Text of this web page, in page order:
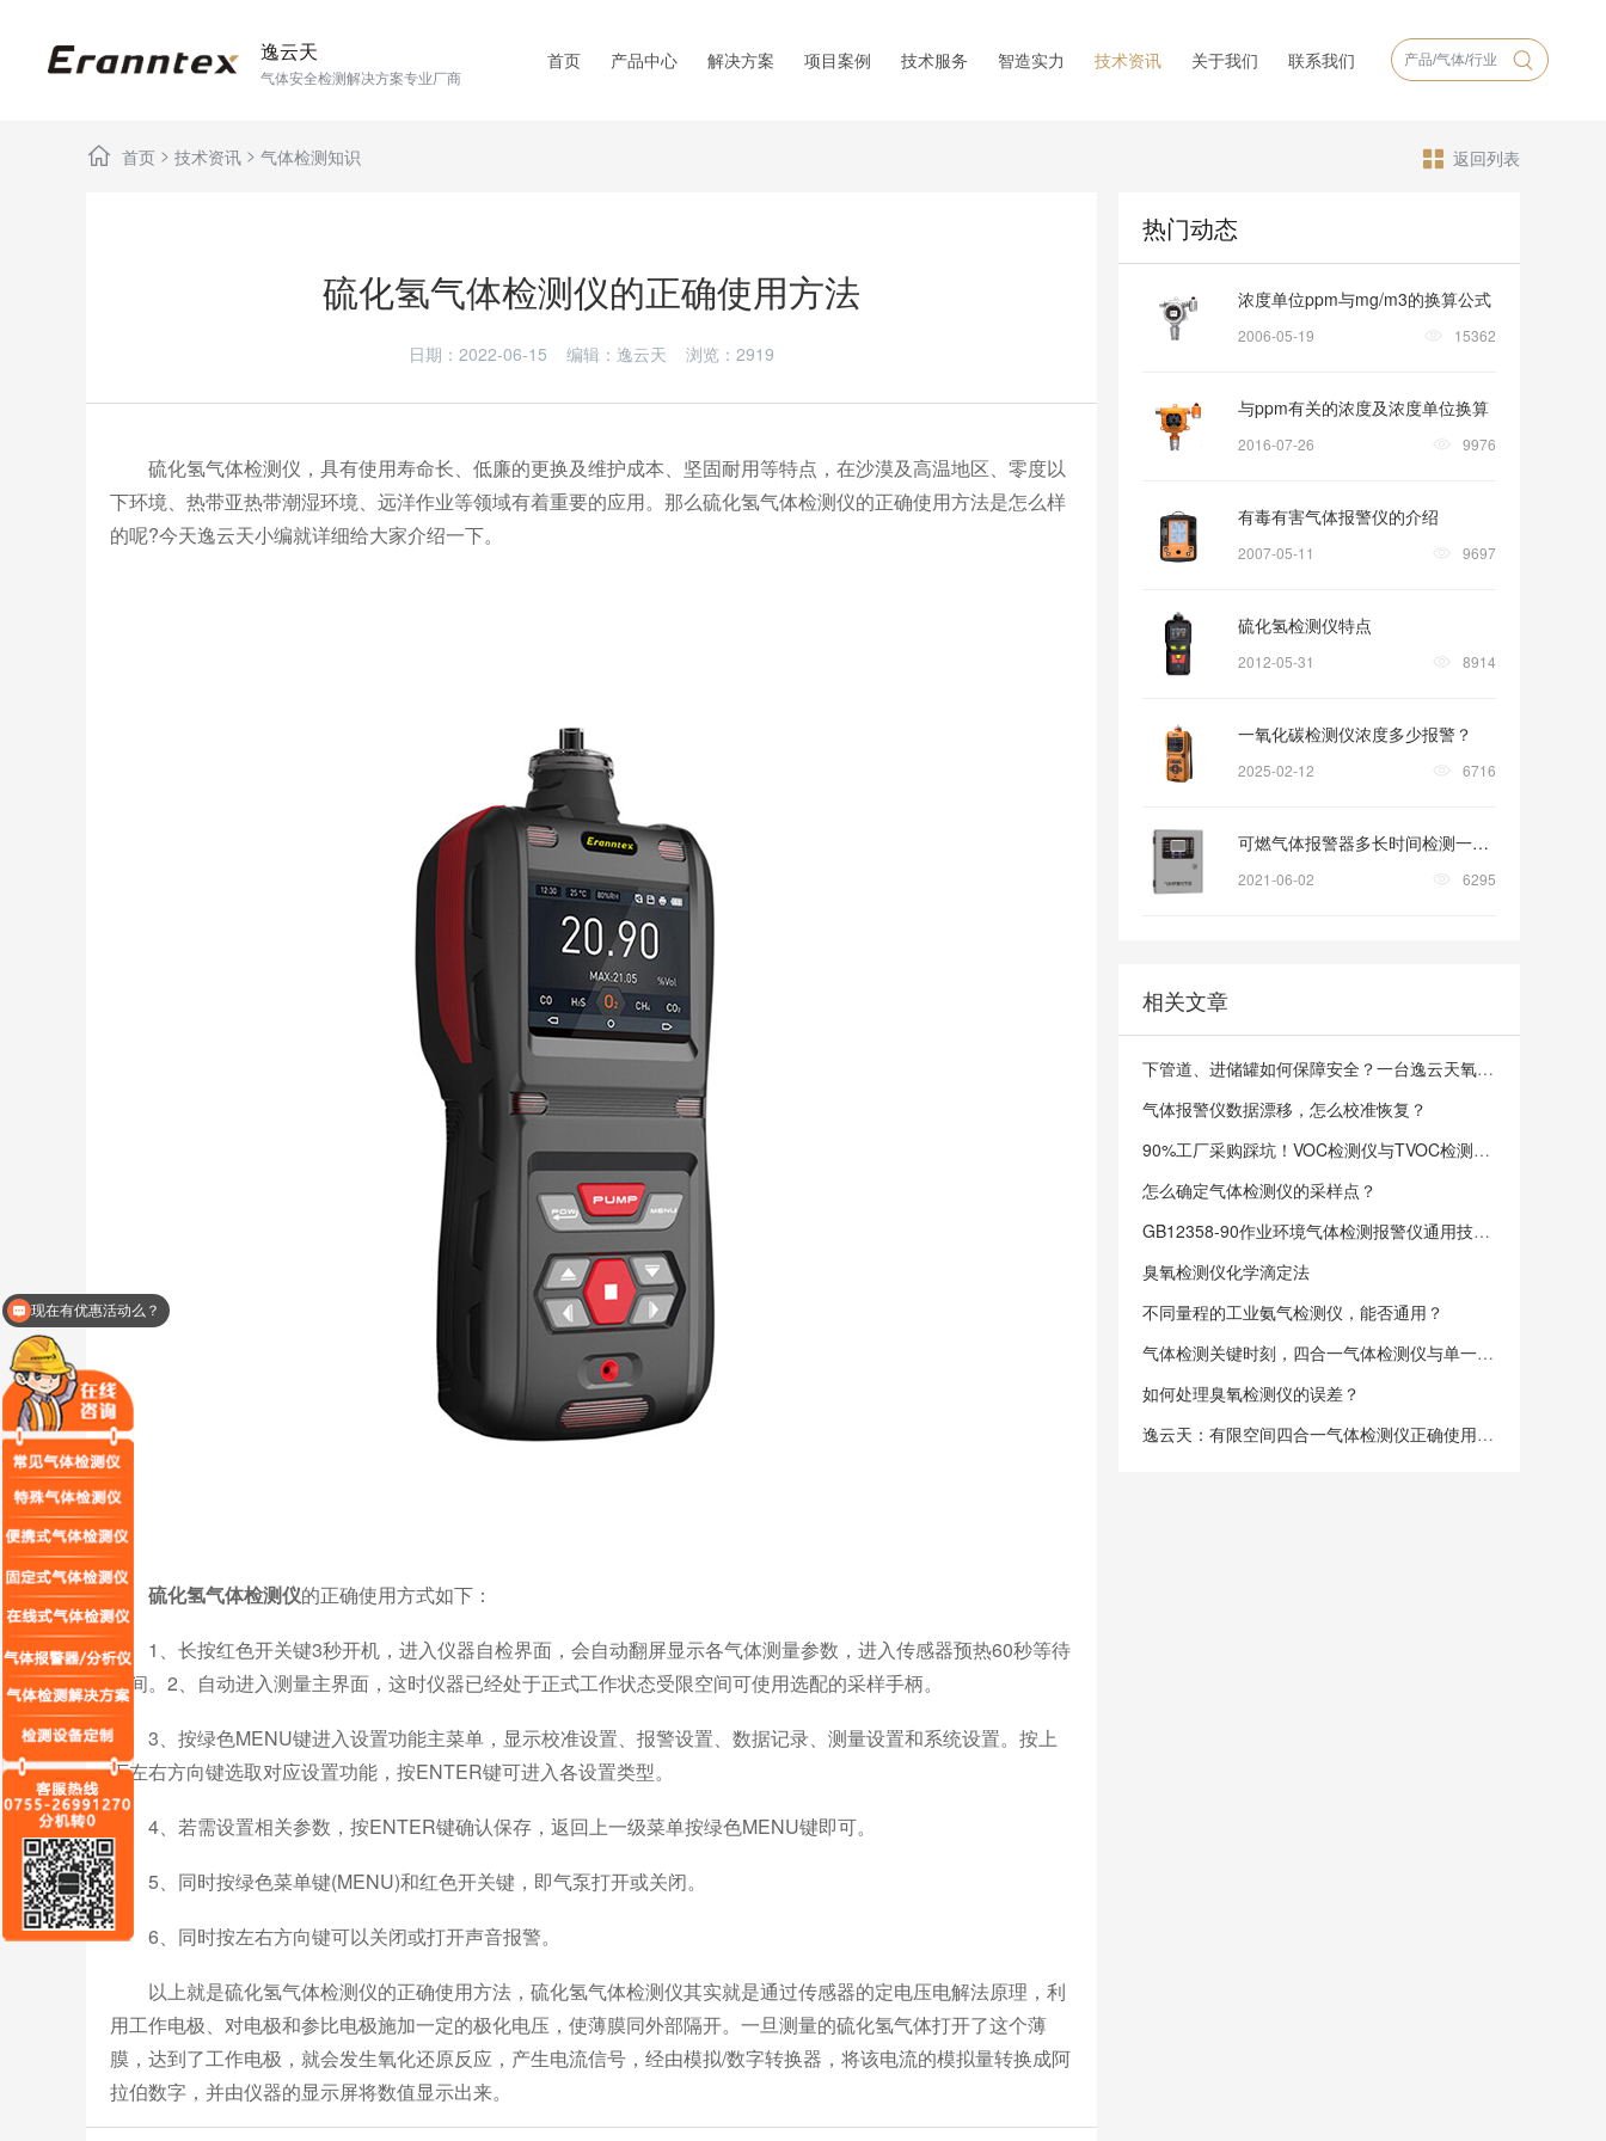
逸云天
气体安全检测解决方案专业厂商
首页 产品中心 解决方案 项目案例 技术服务 智造实力 技术资讯 关于我们 联系我们
首页 > 技术资讯 > 气体检测知识 返回列表
硫化氢气体检测仪的正确使用方法
日期：2022-06-15 编辑：逸云天 浏览： 2919
硫化氢气体检测仪，具有使用寿命长、低廉的更换及维护成本、坚固耐用等特点，在沙漠及高温地区、零度以
下环境、热带亚热带潮湿环境、远洋作业等领域有着重要的应用。那么硫化氢气体检测仪的正确使用方法是怎么样
的呢?今天逸云天小编就详细给大家介绍一下。
硫化氢气体检测仪的正确使用方式如下：
1、长按红色开关键3秒开机，进入仪器自检界面，会自动翻屏显示各气体测量参数，进入传感器预热60秒等待
时间。2、自动进入测量主界面，这时仪器已经处于正式工作状态受限空间可使用选配的采样手柄。
3、按绿色MENU键进入设置功能主菜单，显示校准设置、报警设置、数据记录、测量设置和系统设置。按上
下左右方向键选取对应设置功能，按ENTER键可进入各设置类型。
4、若需设置相关参数，按ENTER键确认保存，返回上一级菜单按绿色MENU键即可。
5、同时按绿色菜单键(MENU)和红色开关键，即气泵打开或关闭。
6、同时按左右方向键可以关闭或打开声音报警。
以上就是硫化氢气体检测仪的正确使用方法，硫化氢气体检测仪其实就是通过传感器的定电压电解法原理，利
用工作电极、对电极和参比电极施加一定的极化电压，使薄膜同外部隔开。一旦测量的硫化氢气体打开了这个薄
膜，达到了工作电极，就会发生氧化还原反应，产生电流信号，经由模拟/数字转换器，将该电流的模拟量转换成阿
拉伯数字，并由仪器的显示屏将数值显示出来。
热门动态
浓度单位ppm与mg/m3的换算公式
2006-05-19 15362
与ppm有关的浓度及浓度单位换算
2016-07-26 9976
有毒有害气体报警仪的介绍
2007-05-11 9697
硫化氢检测仪特点
2012-05-31 8914
一氧化碳检测仪浓度多少报警？
2025-02-12 6716
可燃气体报警器多长时间检测一次?
2021-06-02 6295
相关文章
下管道、进储罐如何保障安全？一台逸云天氧气检测仪轻松搞定
气体报警仪数据漂移，怎么校准恢复？
90%工厂采购踩坑！VOC检测仪与TVOC检测仪到底差在哪？真实案例讲透选型逻辑
怎么确定气体检测仪的采样点？
GB12358-90作业环境气体检测报警仪通用技术要求
臭氧检测仪化学滴定法
不同量程的工业氨气检测仪，能否通用？
气体检测关键时刻，四合一气体检测仪与单一检测仪咋抉择？
如何处理臭氧检测仪的误差？
逸云天：有限空间四合一气体检测仪正确使用姿势！
可以介绍下你们的产品么？